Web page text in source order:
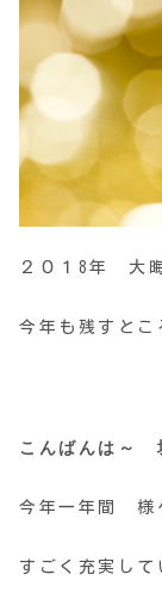
２０１8年 大
今年も残すとこ
こんばんは～
今年一年間 様
すごく充実して